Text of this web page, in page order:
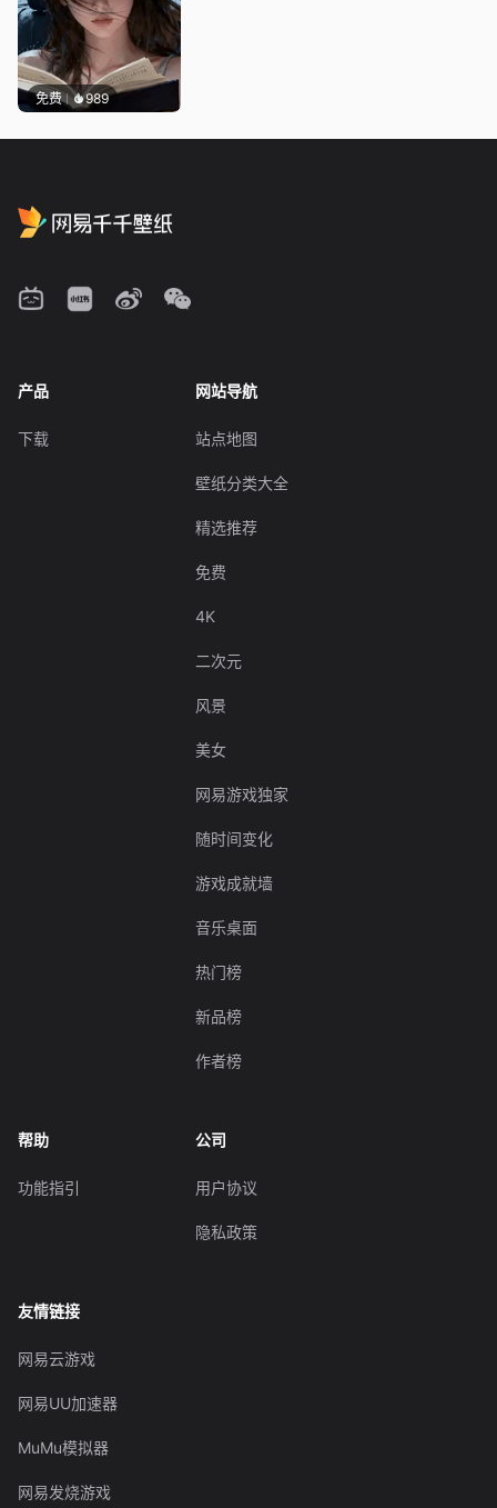
免费 989
产品
下载
网站导航
站点地图
壁纸分类大全
精选推荐
免费
4K
二次元
风景
美女
网易游戏独家
随时间变化
游戏成就墙
音乐桌面
热门榜
新品榜
作者榜
帮助
功能指引
公司
用户协议
隐私政策
友情链接
网易云游戏
网易UU加速器
MuMu模拟器
网易发烧游戏